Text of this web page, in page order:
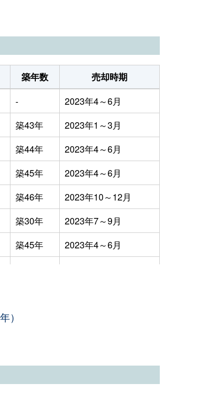
築年数
売却時期
-
2023年4～6月
築43年
2023年1～3月
築44年
2023年4～6月
築45年
2023年4～6月
築46年
2023年10～12月
築30年
2023年7～9月
築45年
2023年4～6月
築37年
2023年7～9月
築41年
2023年7～9月
）